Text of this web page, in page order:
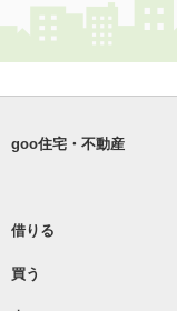
goo住宅・不動産
借りる
買う